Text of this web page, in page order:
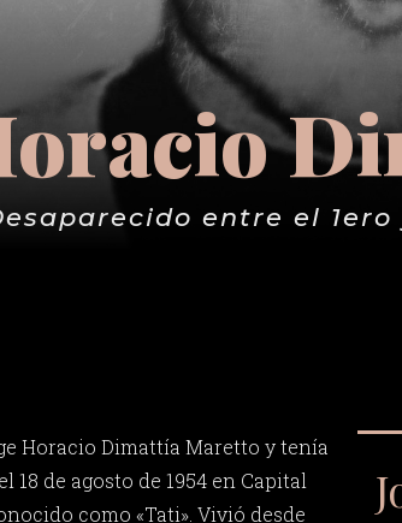
entre el 1ero
Horacio Dimattía Maretto y tenía
18 de agosto de 1954 en Capital
como «Tati». Vivió desde